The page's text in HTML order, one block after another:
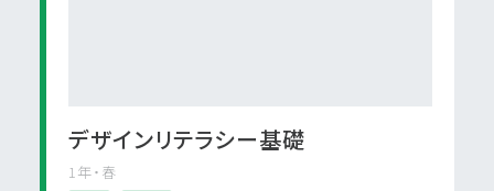
デザインリテラシー基礎
1年・春